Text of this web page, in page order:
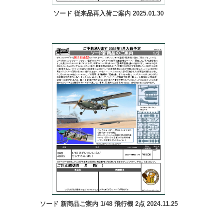
ソード 従来品再入荷ご案内 2025.01.30
ソード 新商品ご案内 1/48 飛行機 2点 2024.11.25